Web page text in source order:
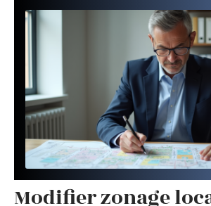
Modifier zonage